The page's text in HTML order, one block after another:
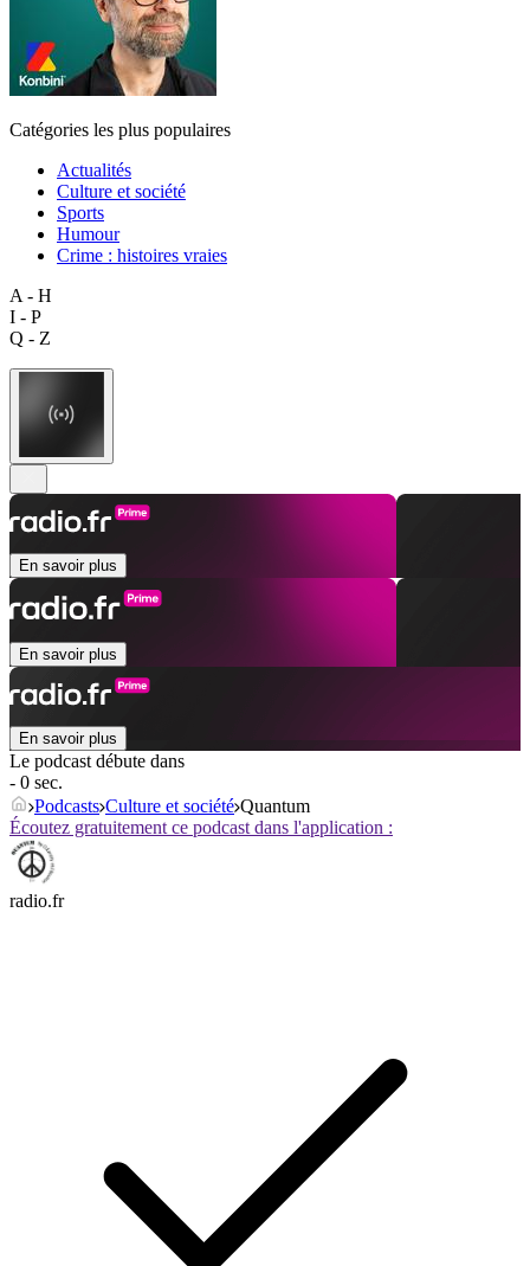
Catégories les plus populaires
Actualités
Culture et société
Sports
Humour
Crime : histoires vraies
A - H
I - P
Q - Z
En savoir plus
En savoir plus
En savoir plus
Le podcast débute dans
- 0 sec.
Podcasts Culture et société Quantum
Écoutez gratuitement ce podcast dans l'application :
radio.fr